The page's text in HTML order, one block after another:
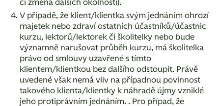
či změna dalších okolností).
V případě, že klient/klientka svým jednáním ohrozí
majetek nebo zdraví ostatních účastníků/účastnic
kurzu, lektorů/lektorek či školitelky nebo bude
významně narušovat průběh kurzu, má školitelka
právo od smlouvy uzavřené s tímto
klientem/klientkou bez dalšího odstoupit. Právě
uvedené však nemá vliv na případnou povinnost
takového klienta/klientky k náhradě újmy vzniklé
jeho protiprávním jednáním. . Pro případ, že